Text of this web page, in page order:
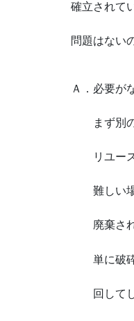
確立されて
問題はない
Ａ．必要が
まず別の
リユース
難しい場
廃棄され
単に破砕
回してし